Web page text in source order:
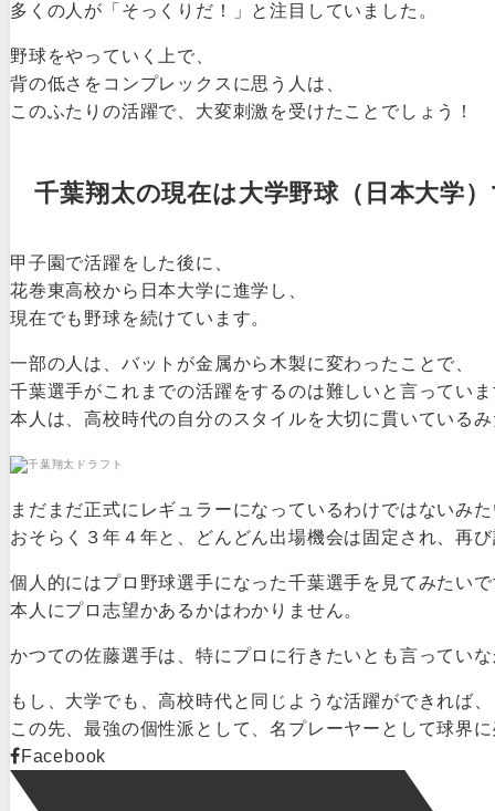
多くの人が「そっくりだ！」と注目していました。
野球をやっていく上で、
背の低さをコンプレックスに思う人は、
このふたりの活躍で、大変刺激を受けたことでしょう！
千葉翔太の現在は大学野球（日本大学
甲子園で活躍をした後に、
花巻東高校から日本大学に進学し、
現在でも野球を続けています。
一部の人は、バットが金属から木製に変わったことで、
千葉選手がこれまでの活躍をするのは難しいと言ってい
本人は、高校時代の自分のスタイルを大切に貫いている
まだまだ正式にレギュラーになっているわけではないみ
おそらく３年４年と、どんどん出場機会は固定され、再
個人的にはプロ野球選手になった千葉選手を見てみたい
本人にプロ志望かあるかはわかりません。
かつての佐藤選手は、特にプロに行きたいとも言ってい
もし、大学でも、高校時代と同じような活躍ができれば、
この先、最強の個性派として、名プレーヤーとして球界
Facebook